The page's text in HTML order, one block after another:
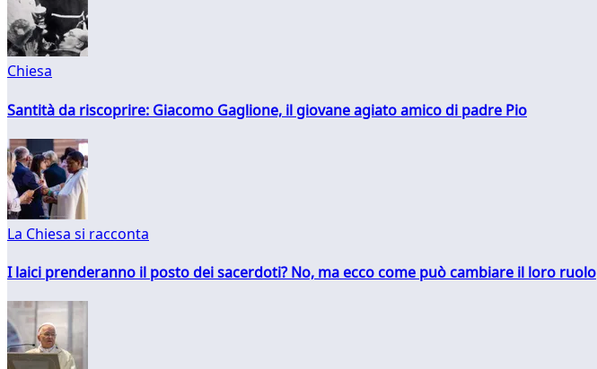
Chiesa
Santità da riscoprire: Giacomo Gaglione, il giovane agiato amico di padre Pio
La Chiesa si racconta
I laici prenderanno il posto dei sacerdoti? No, ma ecco come può cambiare il loro ruolo